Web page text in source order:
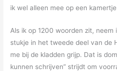
ik wel alleen mee op een
Als ik op 1200 woorden zit, neem
stukje in het tweede deel van de
me bij de kladden grijp. Dat is
kunnen schrijven” strijdt om